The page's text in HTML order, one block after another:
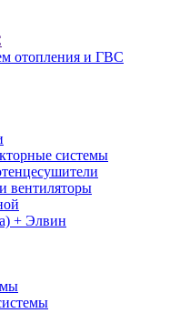
отопления и ГВС
системы
вентиляторы
+ Элвин